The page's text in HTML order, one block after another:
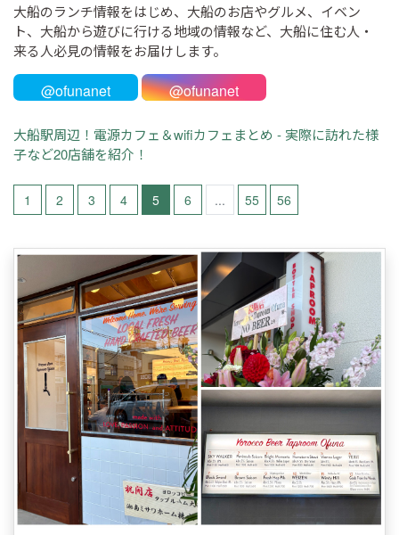
大船のランチ情報をはじめ、大船のお店やグルメ、イベン
ト、大船から遊びに行ける地域の情報など、大船に住む人・
来る人必見の情報をお届けします。
@ofunanet @ofunanet
大船駅周辺！電源カフェ＆wifiカフェまとめ - 実際に訪れた様
子など20店舗を紹介！
1 2 3 4 5 6 ... 55 56